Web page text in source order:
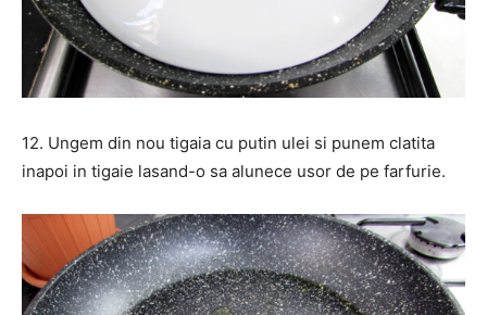
12. Ungem din nou tigaia cu putin ulei si punem clatita
inapoi in tigaie lasand-o sa alunece usor de pe farfurie.